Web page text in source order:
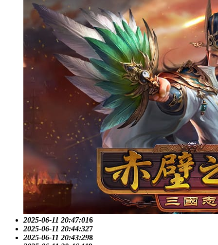
2025-06-11 20:47:016
2025-06-11 20:44:327
2025-06-11 20:43:298